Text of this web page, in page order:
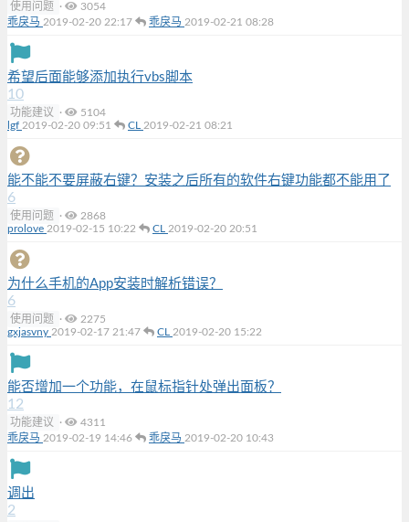
使用问题 ·
3054
乖戾马 2019-02-20 22:17 乖戾马 2019-02-21 08:28
希望后面能够添加执行vbs脚本
10
功能建议 ·
5104
lgf 2019-02-20 09:51 CL 2019-02-21 08:21
能不能不要屏蔽右键？安装之后所有的软件右键功能都不能用了
6
使用问题 ·
2868
prolove 2019-02-15 10:22 CL 2019-02-20 20:51
为什么手机的App安装时解析错误？
6
使用问题 ·
2275
gxjasvny 2019-02-17 21:47 CL 2019-02-20 15:22
能否增加一个功能，在鼠标指针处弹出面板？
12
功能建议 ·
4311
乖戾马 2019-02-19 14:46 乖戾马 2019-02-20 10:43
调出
2